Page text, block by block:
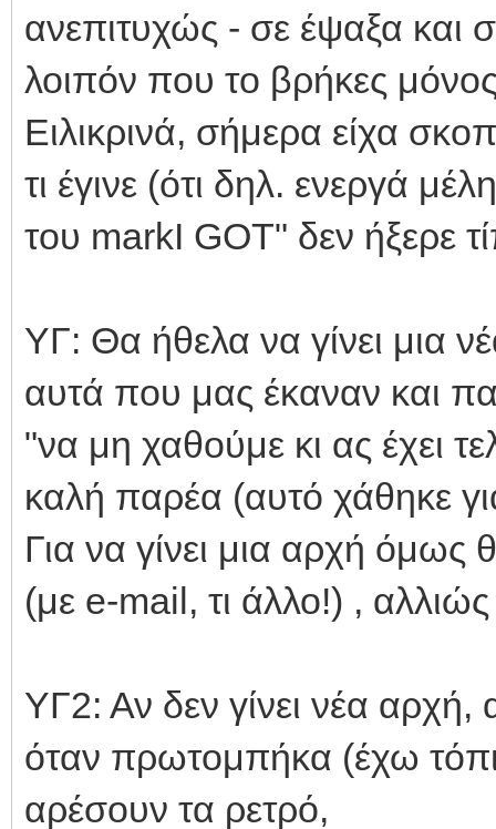
ανεπιτυχώς - σε έψαξα και
λοιπόν που το βρήκες
Ειλικρινά, σήμερα είχα
τι έγινε (ότι δηλ. ενεργά
του markI GOT" δεν ήξερε
ΥΓ: Θα ήθελα να γίνει μια
αυτά που μας έκαναν και
"να μη χαθούμε κι ας έχει
καλή παρέα (αυτό χάθηκε
Για να γίνει μια αρχή όμως
(με e-mail, τι άλλο!) ,
ΥΓ2: Αν δεν γίνει νέα αρχή,
όταν πρωτομπήκα (έχω
αρέσουν τα ρετρό,